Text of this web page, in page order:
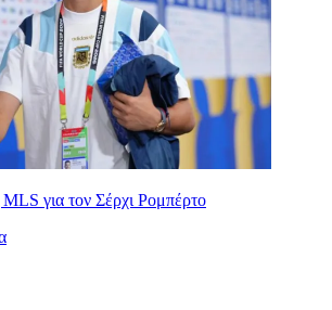
για τον Σέρχι Ρομπέρτο